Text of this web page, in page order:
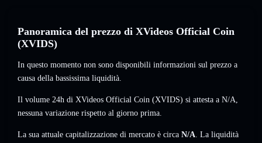
Panoramica del prezzo di XVideos Official Coin
(XVIDS)
In questo momento non sono disponibili informazioni sul prezzo a
causa della bassissima liquidità.
Il volume 24h di XVideos Official Coin (XVIDS) si attesta a N/A,
nessuna variazione rispetto al giorno prima.
La sua attuale capitalizzazione di mercato è circa N/A. La liquidità